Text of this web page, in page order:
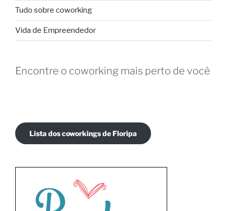
Tudo sobre coworking
Vida de Empreendedor
Encontre o coworking mais perto de você
Lista dos coworkings de Floripa